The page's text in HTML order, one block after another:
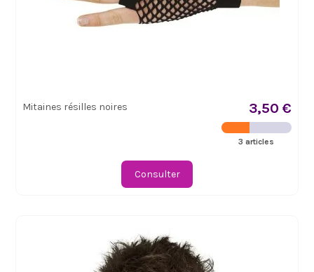
Mitaines résilles noires 3,50 €
3 articles
Consulter